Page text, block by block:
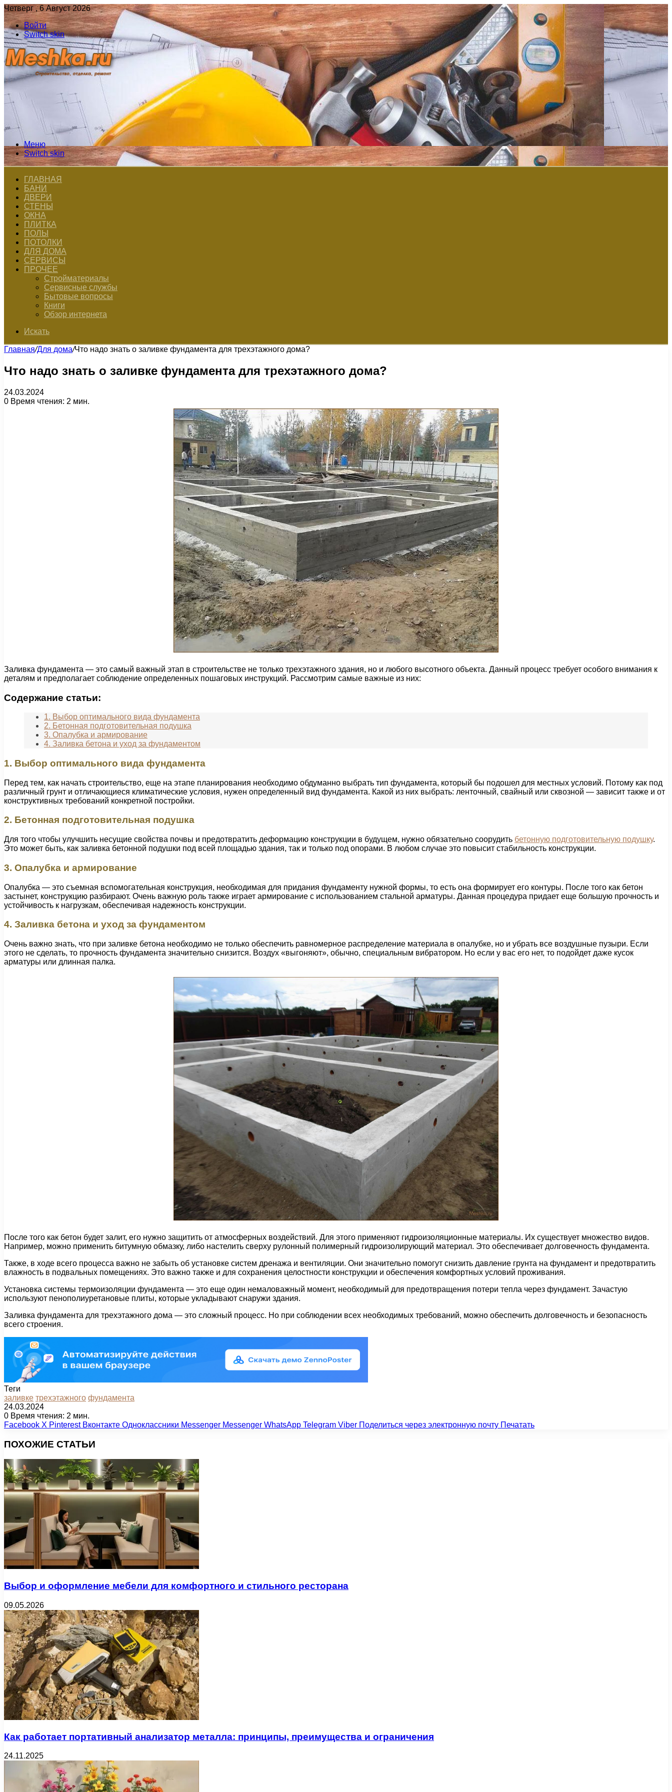
Четверг , 6 Август 2026
Войти
Switch skin
Меню
Switch skin
ГЛАВНАЯ
БАНИ
ДВЕРИ
СТЕНЫ
ОКНА
ПЛИТКА
ПОЛЫ
ПОТОЛКИ
ДЛЯ ДОМА
СЕРВИСЫ
ПРОЧЕЕ
Стройматериалы
Сервисные службы
Бытовые вопросы
Книги
Обзор интернета
Искать
Главная/Для дома/Что надо знать о заливке фундамента для трехэтажного дома?
Что надо знать о заливке фундамента для трехэтажного дома?
24.03.2024
0 Время чтения: 2 мин.
Заливка фундамента — это самый важный этап в строительстве не только трехэтажного здания, но и любого высотного объекта. Данный процесс требует особого внимания к
деталям и предполагает соблюдение определенных пошаговых инструкций. Рассмотрим самые важные из них:
Содержание статьи:
1. Выбор оптимального вида фундамента
2. Бетонная подготовительная подушка
3. Опалубка и армирование
4. Заливка бетона и уход за фундаментом
1. Выбор оптимального вида фундамента
Перед тем, как начать строительство, еще на этапе планирования необходимо обдуманно выбрать тип фундамента, который бы подошел для местных условий. Потому как под
различный грунт и отличающиеся климатические условия, нужен определенный вид фундамента. Какой из них выбрать: ленточный, свайный или сквозной — зависит также и от
конструктивных требований конкретной постройки.
2. Бетонная подготовительная подушка
Для того чтобы улучшить несущие свойства почвы и предотвратить деформацию конструкции в будущем, нужно обязательно соорудить бетонную подготовительную подушку.
Это может быть, как заливка бетонной подушки под всей площадью здания, так и только под опорами. В любом случае это повысит стабильность конструкции.
3. Опалубка и армирование
Опалубка — это съемная вспомогательная конструкция, необходимая для придания фундаменту нужной формы, то есть она формирует его контуры. После того как бетон
застынет, конструкцию разбирают. Очень важную роль также играет армирование с использованием стальной арматуры. Данная процедура придает еще большую прочность и
устойчивость к нагрузкам, обеспечивая надежность конструкции.
4. Заливка бетона и уход за фундаментом
Очень важно знать, что при заливке бетона необходимо не только обеспечить равномерное распределение материала в опалубке, но и убрать все воздушные пузыри. Если
этого не сделать, то прочность фундамента значительно снизится. Воздух «выгоняют», обычно, специальным вибратором. Но если у вас его нет, то подойдет даже кусок
арматуры или длинная палка.
После того как бетон будет залит, его нужно защитить от атмосферных воздействий. Для этого применяют гидроизоляционные материалы. Их существует множество видов.
Например, можно применить битумную обмазку, либо настелить сверху рулонный полимерный гидроизолирующий материал. Это обеспечивает долговечность фундамента.
Также, в ходе всего процесса важно не забыть об установке систем дренажа и вентиляции. Они значительно помогут снизить давление грунта на фундамент и предотвратить
влажность в подвальных помещениях. Это важно также и для сохранения целостности конструкции и обеспечения комфортных условий проживания.
Установка системы термоизоляции фундамента — это еще один немаловажный момент, необходимый для предотвращения потери тепла через фундамент. Зачастую
используют пенополиуретановые плиты, которые укладывают снаружи здания.
Заливка фундамента для трехэтажного дома — это сложный процесс. Но при соблюдении всех необходимых требований, можно обеспечить долговечность и безопасность
всего строения.
Теги
заливке трехэтажного фундамента
24.03.2024
0 Время чтения: 2 мин.
Facebook X Pinterest Вконтакте Одноклассники Messenger Messenger WhatsApp Telegram Viber Поделиться через электронную почту Печатать
ПОХОЖИЕ СТАТЬИ
Выбор и оформление мебели для комфортного и стильного ресторана
09.05.2026
Как работает портативный анализатор металла: принципы, преимущества и ограничения
24.11.2025